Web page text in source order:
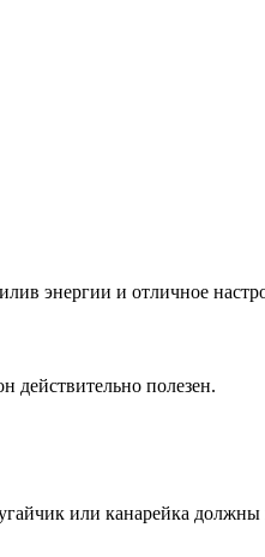
энергии и отличное
действительно полезен.
или канарейка